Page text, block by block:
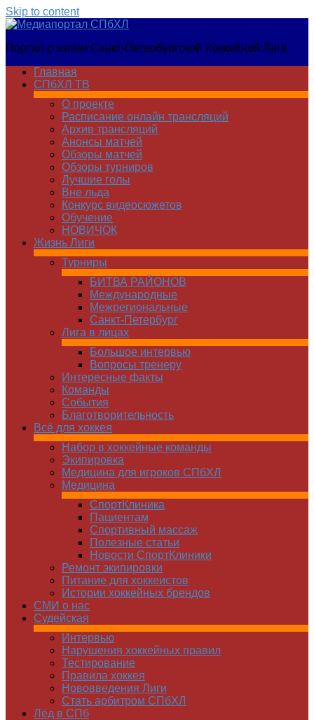
Skip to content
Медиапортал
Портал о жизни Санкт-Петербургской Хоккейной Лиги
Главная
СПбХЛ ТВ
О проекте
Расписание онлайн трансляций
Архив трансляций
Анонсы матчей
Обзоры матчей
Обзоры турниров
Лучшие голы
Вне льда
Конкурс видеосюжетов
Обучение
НОВИЧОК
Жизнь Лиги
Турниры
БИТВА РАЙОНОВ
Международные
Межрегиональные
Санкт-Петербург
Лига в лицах
Большое интервью
Вопросы тренеру
Интересные факты
Команды
Cобытия
Благотворительность
Всё для хоккея
Набор в хоккейные команды
Экипировка
Медицина для игроков СПбХЛ
Медицина
СпортКлиника
Пациентам
Спортивный массаж
Полезные статьи
Новости СпортКлиники
Ремонт экипировки
Питание для хоккеистов
Истории хоккейных брендов
СМИ о нас
Судейская
Интервью
Нарушения хоккейных правил
Тестирование
Правила хоккея
Нововведения Лиги
Стать арбитром СПбХЛ
Лёд в СПб